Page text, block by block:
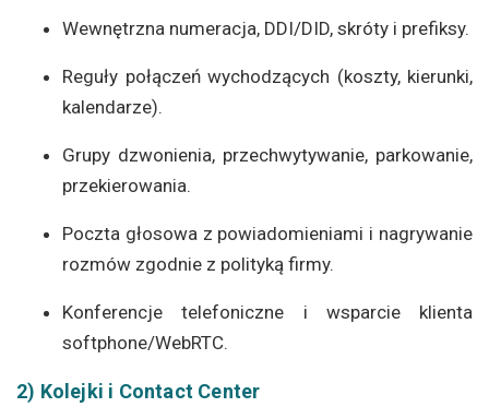
Wewnętrzna numeracja, DDI/DID, skróty i prefiksy.
Reguły połączeń wychodzących (koszty, kierunki,
kalendarze).
Grupy dzwonienia, przechwytywanie, parkowanie,
przekierowania.
Poczta głosowa z powiadomieniami i nagrywanie
rozmów zgodnie z polityką firmy.
Konferencje telefoniczne i wsparcie klienta
softphone/WebRTC.
2) Kolejki i Contact Center